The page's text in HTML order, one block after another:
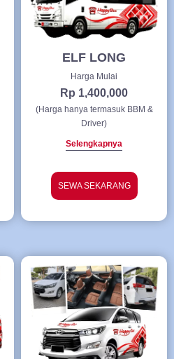
ELF LONG
Harga Mulai
Rp 1,400,000
(Harga hanya termasuk BBM &
Driver)
Selengkapnya
SEWA SEKARANG